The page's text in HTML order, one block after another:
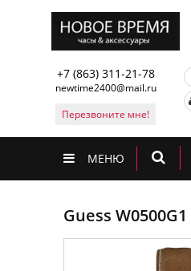
+7 (863) 311-21-78
newtime2400@mail.ru
Перезвоните мне!
МЕНЮ
Guess W0500G1